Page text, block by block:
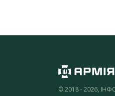
© 2018 - 2026,